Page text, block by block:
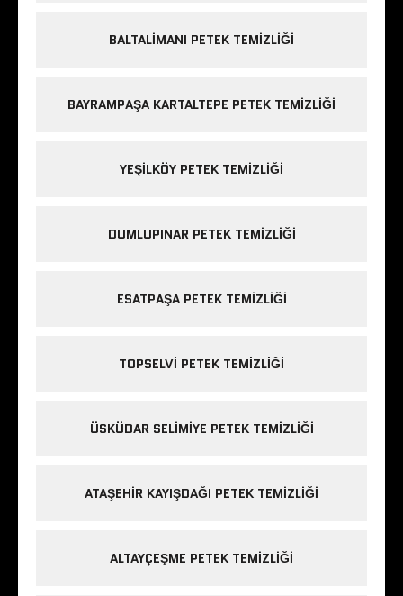
BALTALIMANI PETEK TEMIZLIĞI
BAYRAMPAŞA KARTALTEPE PETEK TEMIZLIĞI
YEŞILKÖY PETEK TEMIZLIĞI
DUMLUPINAR PETEK TEMIZLIĞI
ESATPAŞA PETEK TEMIZLIĞI
TOPSELVI PETEK TEMIZLIĞI
ÜSKÜDAR SELIMIYE PETEK TEMIZLIĞI
ATAŞEHIR KAYIŞDAĞI PETEK TEMIZLIĞI
ALTAYÇEŞME PETEK TEMIZLIĞI